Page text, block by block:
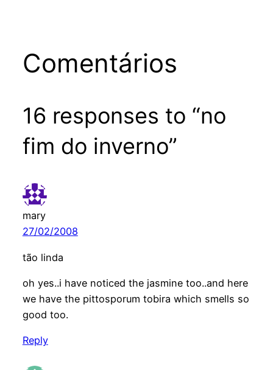
Comentários
16 responses to “no
fim do inverno”
mary
27/02/2008
tão linda
oh yes..i have noticed the jasmine too..and here
we have the pittosporum tobira which smells so
good too.
Reply